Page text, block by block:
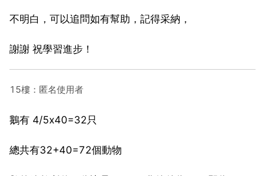
不明白，可以追問如有幫助，記得采納，
謝謝 祝學習進步！
15樓：匿名使用者
鵝有 4/5x40=32只
總共有32+40=72個動物